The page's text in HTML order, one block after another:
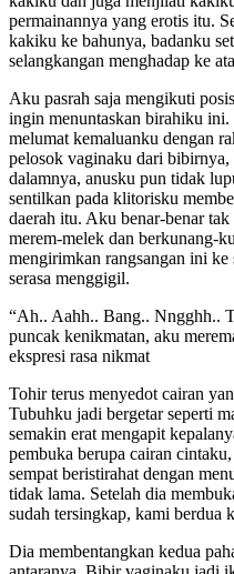
permainannya yang erotis itu.
kakiku ke bahunya, badanku
selangkangan menghadap ke
Aku pasrah saja mengikuti
ingin menuntaskan birahiku
melumat kemaluanku dengan
pelosok vaginaku dari
dalamnya, anusku pun tidak
sentilkan pada klitorisku
daerah itu. Aku benar-benar
merem-melek dan berkunang-
mengirimkan rangsangan ini
serasa menggigil.
“Ah.. Aahh.. Bang.. Nngghh..
puncak kenikmatan, aku
ekspresi rasa nikmat
Tohir terus menyedot cairan
Tubuhku jadi bergetar seperti
semakin erat mengapit
pembuka berupa cairan
sempat beristirahat dengan
tidak lama. Setelah dia
sudah tersingkap, kami berdua
Dia membentangkan kedua